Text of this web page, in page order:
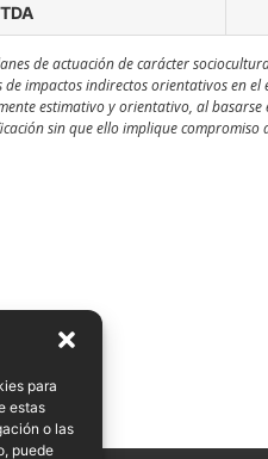
para
estas
o las
puede
de actuación de carácter
de impactos indirectos orientativos en
estimativo y orientativo, al
sin que ello implique